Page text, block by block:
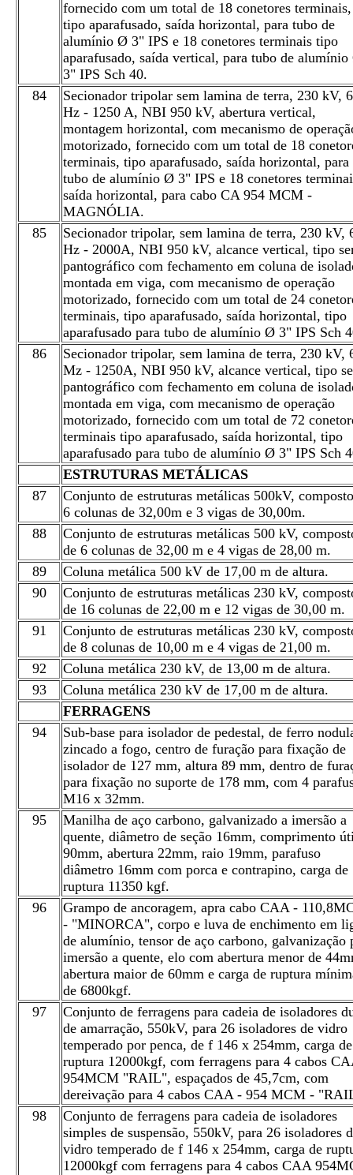
fornecido com um total de 18 conetores terminais,
tipo aparafusado, saída horizontal, para tubo de
alumínio Ø 3" IPS e 18 conetores terminais tipo
aparafusado, saída vertical, para tubo de
3" IPS Sch 40.
84
Secionador tripolar sem lamina de terra, 230 kV,
Hz - 1250 A, NBI 950 kV, abertura vertical,
montagem horizontal, com mecanismo de
motorizado, fornecido com um total de 18
terminais, tipo aparafusado, saída horizontal, para
tubo de alumínio Ø 3" IPS e 18 conetores
saída horizontal, para cabo CA 954 MCM -
MAGNÓLIA.
85
Secionador tripolar, sem lamina de terra, 230 kV,
Hz - 2000A, NBI 950 kV, alcance vertical, tipo
pantográfico com fechamento em coluna de
montada em viga, com mecanismo de operação
motorizado, fornecido com um total de 24
terminais, tipo aparafusado, saída horizontal, tipo
aparafusado para tubo de alumínio Ø 3" IPS Sch
86
Secionador tripolar, sem lamina de terra, 230 kV,
Mz - 1250A, NBI 950 kV, alcance vertical, tipo
pantográfico com fechamento em coluna de
montada em viga, com mecanismo de operação
motorizado, fornecido com um total de 72
terminais tipo aparafusado, saída horizontal, tipo
aparafusado para tubo de alumínio Ø 3" IPS Sch
ESTRUTURAS METÁLICAS
87
Conjunto de estruturas metálicas 500kV,
6 colunas de 32,00m e 3 vigas de 30,00m.
88
Conjunto de estruturas metálicas 500 kV,
de 6 colunas de 32,00 m e 4 vigas de 28,00 m.
89
Coluna metálica 500 kV de 17,00 m de altura.
90
Conjunto de estruturas metálicas 230 kV,
de 16 colunas de 22,00 m e 12 vigas de 30,00 m.
91
Conjunto de estruturas metálicas 230 kV,
de 8 colunas de 10,00 m e 4 vigas de 21,00 m.
92
Coluna metálica 230 kV, de 13,00 m de altura.
93
Coluna metálica 230 kV de 17,00 m de altura.
FERRAGENS
94
Sub-base para isolador de pedestal, de ferro
zincado a fogo, centro de furação para fixação de
isolador de 127 mm, altura 89 mm, dentro de
para fixação no suporte de 178 mm, com 4
M16 x 32mm.
95
Manilha de aço carbono, galvanizado a imersão a
quente, diâmetro de seção 16mm, comprimento
90mm, abertura 22mm, raio 19mm, parafuso
diâmetro 16mm com porca e contrapino, carga de
ruptura 11350 kgf.
96
Grampo de ancoragem, apra cabo CAA -
- "MINORCA", corpo e luva de enchimento em
de alumínio, tensor de aço carbono, galvanização
imersão a quente, elo com abertura menor de
abertura maior de 60mm e carga de ruptura
de 6800kgf.
97
Conjunto de ferragens para cadeia de isoladores
de amarração, 550kV, para 26 isoladores de vidro
temperado por penca, de f 146 x 254mm, carga de
ruptura 12000kgf, com ferragens para 4 cabos
954MCM "RAIL", espaçados de 45,7cm, com
dereivação para 4 cabos CAA - 954 MCM -
98
Conjunto de ferragens para cadeia de isoladores
simples de suspensão, 550kV, para 26 isoladores
vidro temperado de f 146 x 254mm, carga de
12000kgf com ferragens para 4 cabos CAA